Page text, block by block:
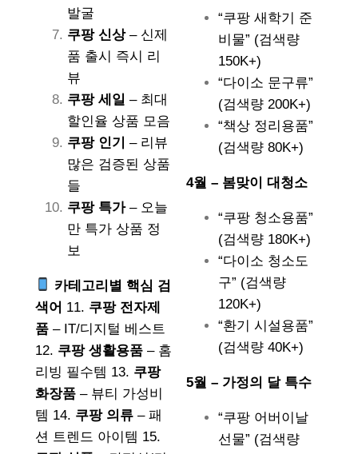
발굴
쿠팡 신상– 신제
품 출시 즉시 리
뷰
쿠팡 세일 – 최대
할인율 상품 모음
쿠팡 인기
– 리뷰
많은 검증된 상품
들
쿠팡 특가– 오늘
만 특가 상품 정
보
카테고리별 핵심 검
색어 11. 쿠팡 전자제
품 – IT/디지털 베스트
12. 쿠팡 생활용품 – 홈
리빙 필수템 13. 쿠팡
화장품 – 뷰티 가성비
템 14. 쿠팡 의류 – 패
션 트렌드 아이템 15.
“쿠팡 새학기 준
비물” (검색량
150K+)
“다이소 문구류”
(검색량 200K+)
“책상 정리용품”
(검색량 80K+)
4월 – 봄맞이 대청소
“쿠팡 청소용품”
(검색량 180K+)
“다이소 청소도
구” (검색량
120K+)
“환기 시설용품”
(검색량 40K+)
5월 – 가정의 달 특수
“쿠팡 어버이날
선물” (검색량